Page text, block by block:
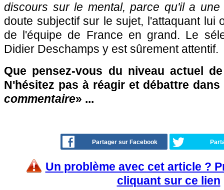
discours sur le mental, parce qu'il a une
doute subjectif sur le sujet, l'attaquant lui
de l'équipe de France en grand. Le
Didier Deschamps y est sûrement attentif.
Que pensez-vous du niveau actuel
N'hésitez pas à réagir et débattre dans
commentaire» ...
Partager sur Facebook
Un problème avec cet article ?
cliquant sur ce lien